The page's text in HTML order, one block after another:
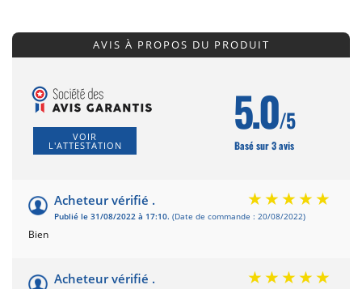
AVIS À PROPOS DU PRODUIT
VOIR
L'ATTESTATION
5.0/5
Basé sur 3 avis
Acheteur vérifié .
Publié le 31/08/2022 à 17:10. (Date de commande : 20/08/2022)
Bien
Acheteur vérifié .